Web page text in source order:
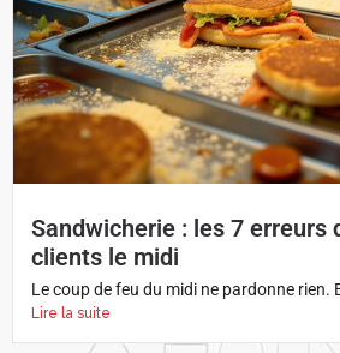
Sandwicherie : les 7 erreurs
clients le midi
Le coup de feu du midi ne pardonne rien.
Lire la suite